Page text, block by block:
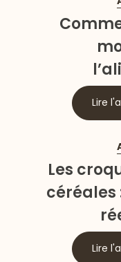
Lire
Les
céréales
Lire